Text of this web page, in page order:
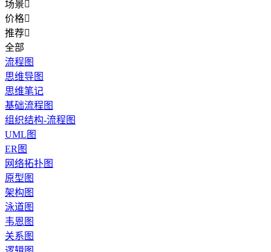
场景
价格
推荐
全部
流程图
思维导图
思维笔记
基础流程图
组织结构-流程图
UML图
ER图
网络拓扑图
原型图
架构图
泳道图
韦恩图
关系图